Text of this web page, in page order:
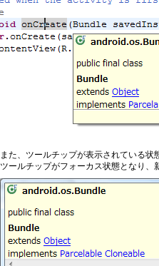
また、ツールチップが表示されている状
ツールチップがフォーカス状態となり